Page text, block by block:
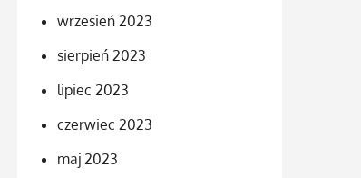
wrzesień 2023
sierpień 2023
lipiec 2023
czerwiec 2023
maj 2023